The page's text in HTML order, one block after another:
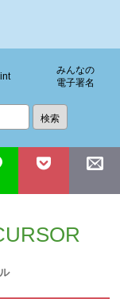
みんなの
電子署名